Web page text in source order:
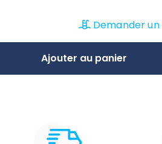
: 47 x longueur : 105 cm x Hauteur :
Demander un
Ajouter au panier